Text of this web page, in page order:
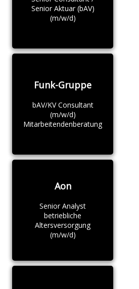
Senior Aktuar (bAV)
(m/w/d)
Funk-Gruppe
bAV/KV Consultant
(m/w/d)
Mitarbeitendenberatung
Aon
Senior Analyst
betriebliche
Altersversorgung
(m/w/d)